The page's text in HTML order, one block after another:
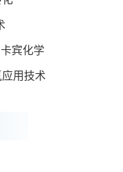
宾化学
用技术